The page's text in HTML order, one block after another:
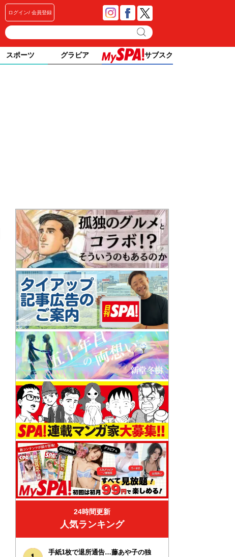
ログイン 会員登録
スポーツ グラビア サブスク
24時間更新
人気ランキング
手紙1枚で退所通告…藤あや子の独